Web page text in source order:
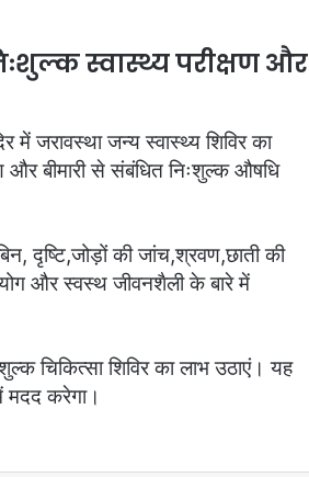
स्वास्थ्य परीक्षण और
जरावस्था जन्य स्वास्थ्य शिविर का
और बीमारी से संबंधित निःशुल्क औषधि
दृष्टि,जोड़ों की जांच,श्रवण,छाती की
और स्वस्थ जीवनशैली के बारे में
चिकित्सा शिविर का लाभ उठाएं। यह
मदद करेगा।